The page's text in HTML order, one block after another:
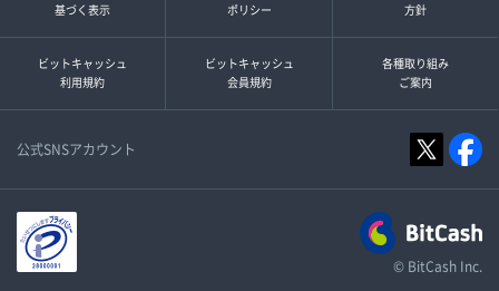
基づく表示
ポリシー
方針
ビットキャッシュ
利用規約
ビットキャッシュ
会員規約
各種取り組み
ご案内
公式SNSアカウント
© BitCash Inc.